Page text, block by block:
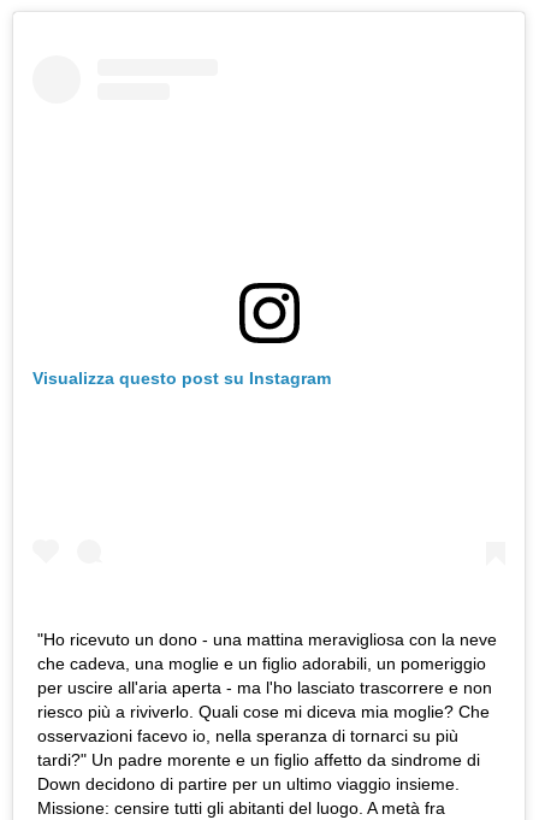
Visualizza questo post su Instagram
"Ho ricevuto un dono - una mattina meravigliosa con la neve
che cadeva, una moglie e un figlio adorabili, un pomeriggio
per uscire all'aria aperta - ma l'ho lasciato trascorrere e non
riesco più a riviverlo. Quali cose mi diceva mia moglie? Che
osservazioni facevo io, nella speranza di tornarci su più
tardi?" Un padre morente e un figlio affetto da sindrome di
Down decidono di partire per un ultimo viaggio insieme.
Missione: censire tutti gli abitanti del luogo. A metà fra